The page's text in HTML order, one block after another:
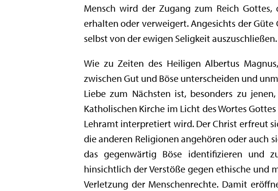
Mensch wird der Zugang zum Reich Gottes,
erhalten oder verweigert. Angesichts der Güte
selbst von der ewigen Seligkeit auszuschließen.
Wie zu Zeiten des Heiligen Albertus
zwischen Gut und Böse unterscheiden und
Liebe zum Nächsten ist, besonders zu
Katholischen Kirche im Licht des Wortes
Lehramt interpretiert wird. Der Christ erfreut
die anderen Religionen angehören oder auch
das gegenwärtig Böse identifizieren und
hinsichtlich der Verstöße gegen ethische und
Verletzung der Menschenrechte. Damit